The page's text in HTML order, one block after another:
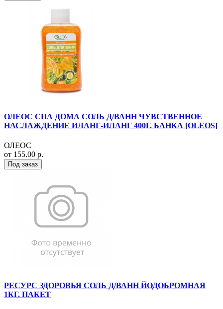
ОЛЕОС СПА ДОМА СОЛЬ Д/ВАНН ЧУВСТВЕННОЕ
НАСЛАЖДЕНИЕ ИЛАНГ-ИЛАНГ 400Г. БАНКА [OLEOS]
ОЛЕОС
от 155.00 р.
Под заказ
РЕСУРС ЗДОРОВЬЯ СОЛЬ Д/ВАНН ЙОДОБРОМНАЯ
1КГ. ПАКЕТ